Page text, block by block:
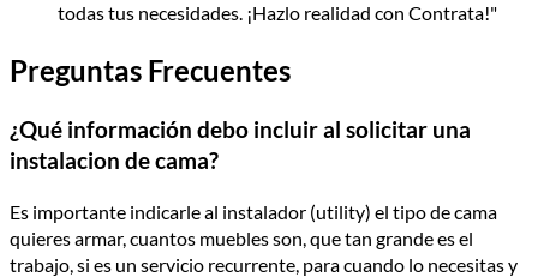
todas tus necesidades. ¡Hazlo realidad con Contrata!"
Preguntas Frecuentes
¿Qué información debo incluir al solicitar una
instalacion de cama?
Es importante indicarle al instalador (utility) el tipo de cama
quieres armar, cuantos muebles son, que tan grande es el
trabajo, si es un servicio recurrente, para cuando lo necesitas y